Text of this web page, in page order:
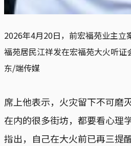
2026年4月20日，前宏福苑业主立
福苑居民江祥发在宏福苑大火听
东/端传媒
席上他表示，火灾留下不可磨
在内的很多街坊，都要看心理
指出，自己在大火前已再三提